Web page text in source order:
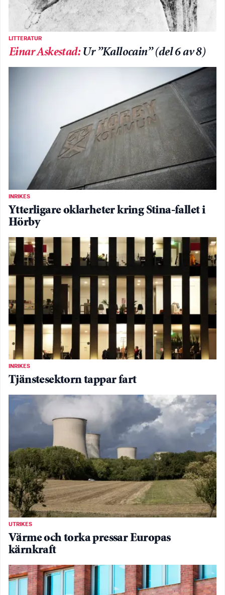
LITTERATUR
Einar Askestad: Ur ”Kallocain” (del 6 av 8)
INRIKES
Ytterligare oklarheter kring Stina-fallet i
Hörby
INRIKES
Tjänstesektorn tappar fart
UTRIKES
Värme och torka pressar Europas
kärnkraft